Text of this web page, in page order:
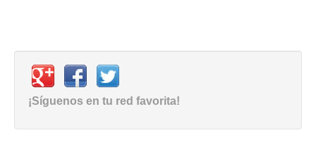
¡Síguenos en tu red favorita!